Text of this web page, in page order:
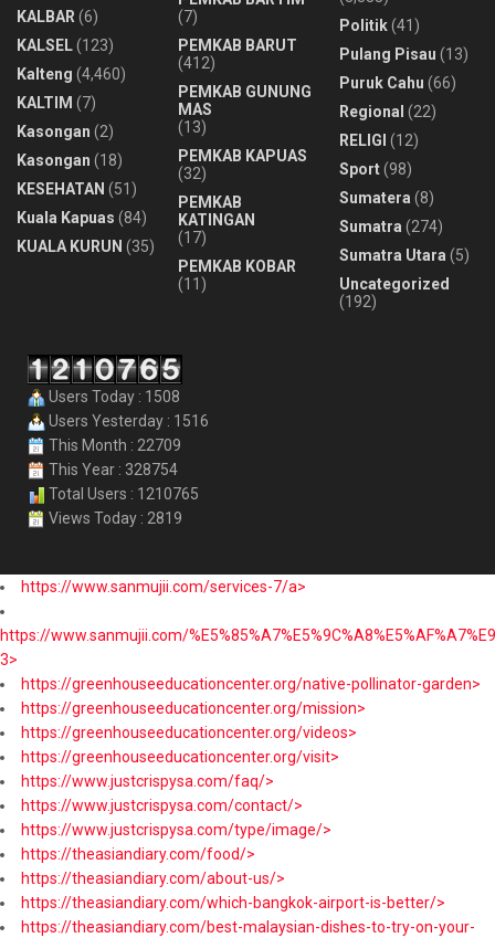
KALBAR (6)
KALSEL(123)
Kalteng (4,460)
KALTIM (7)
Kasongan (2)
Kasongan (18)
KESEHATAN (51)
Kuala Kapuas (84)
KUALA KURUN (35)
(7)
PEMKAB BARUT
(412)
PEMKAB GUNUNG
MAS
(13)
PEMKAB KAPUAS
(32)
PEMKAB
KATINGAN
(17)
PEMKAB KOBAR
(11)
Politik(41)
Pulang Pisau (13)
Puruk Cahu (66)
Regional (22)
RELIGI (12)
Sport(98)
Sumatera (8)
Sumatra (274)
Sumatra Utara (5)
Uncategorized
(192)
Users Today : 1508
Users Yesterday : 1516
This Month : 22709
This Year : 328754
Total Users : 1210765
Views Today : 2819
https://www.sanmujii.com/services-7/a>
https://www.sanmujii.com/
3>
https://greenhouseeducationcenter.org/native-pollinator-garden>
https://greenhouseeducationcenter.org/mission>
https://greenhouseeducationcenter.org/videos>
https://greenhouseeducationcenter.org/visit>
https://www.justcrispysa.com/faq/>
https://www.justcrispysa.com/contact/>
https://www.justcrispysa.com/type/image/>
https://theasiandiary.com/food/>
https://theasiandiary.com/about-us/>
https://theasiandiary.com/which-bangkok-airport-is-better/>
https://theasiandiary.com/best-malaysian-dishes-to-try-on-your-